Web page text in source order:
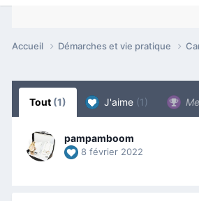
Accueil Démarches et vie pratique
Tout (1) J'aime (1)
pampamboom
8 février 2022